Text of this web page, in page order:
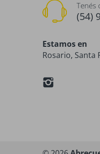
Tenés
(54)
Estamos en
Rosario, Santa